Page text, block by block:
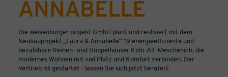
ANNABELLE
Die weisenburger projekt GmbH plant und realisiert mit dem
Neubauprojekt „Laura & Annabelle“ 19 energieeffiziente und
bezahlbare Reihen- und Doppelhäuser Köln-Alt-Meschenich, die
modernes Wohnen mit viel Platz und Komfort verbinden. Der
Vertrieb ist gestartet - lassen Sie sich jetzt beraten!